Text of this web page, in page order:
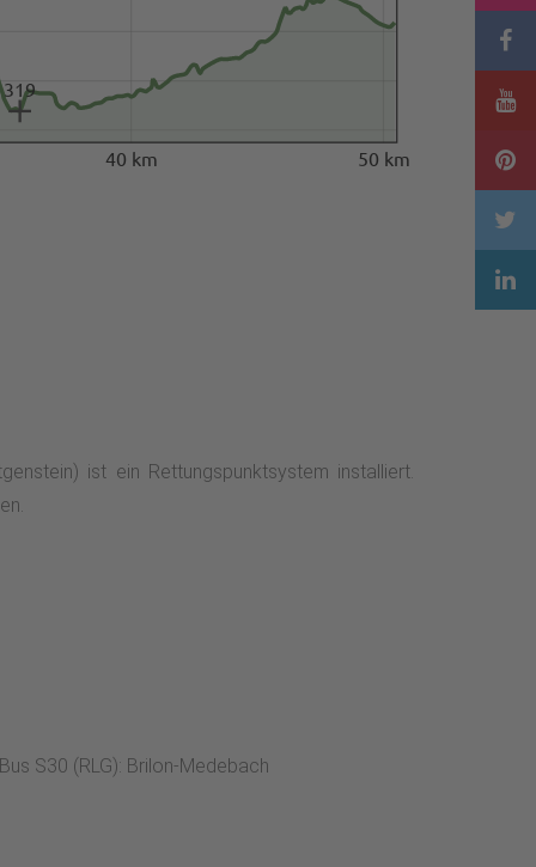
40 km 50 km
319
ist ein Rettungspunktsystem installiert.
S30 (RLG): Brilon-Medebach